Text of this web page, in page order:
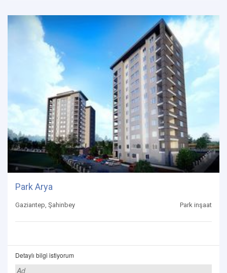
Park Arya
Gaziantep, Şahinbey Park inşaat
Detaylı bilgi istiyorum